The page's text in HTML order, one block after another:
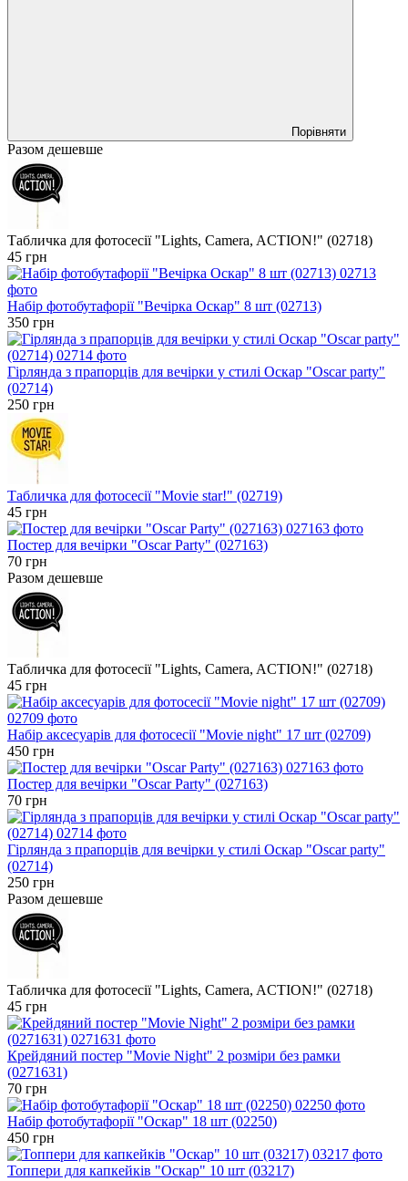
Порівняти
Разом дешевше
Табличка для фотосесії "Lights, Camera, ACTION!" (02718)
45 грн
Набір фотобутафорії "Вечірка Оскар" 8 шт (02713)
350 грн
Гірлянда з прапорців для вечірки у стилі Оскар "Oscar party"
(02714)
250 грн
Табличка для фотосесії "Movie star!" (02719)
45 грн
Постер для вечірки "Oscar Party" (027163)
70 грн
Разом дешевше
Табличка для фотосесії "Lights, Camera, ACTION!" (02718)
45 грн
Набір аксесуарів для фотосесії "Movie night" 17 шт (02709)
450 грн
Постер для вечірки "Oscar Party" (027163)
70 грн
Гірлянда з прапорців для вечірки у стилі Оскар "Oscar party"
(02714)
250 грн
Разом дешевше
Табличка для фотосесії "Lights, Camera, ACTION!" (02718)
45 грн
Крейдяний постер "Movie Night" 2 розміри без рамки
(0271631)
70 грн
Набір фотобутафорії "Оскар" 18 шт (02250)
450 грн
Топпери для капкейків "Оскар" 10 шт (03217)